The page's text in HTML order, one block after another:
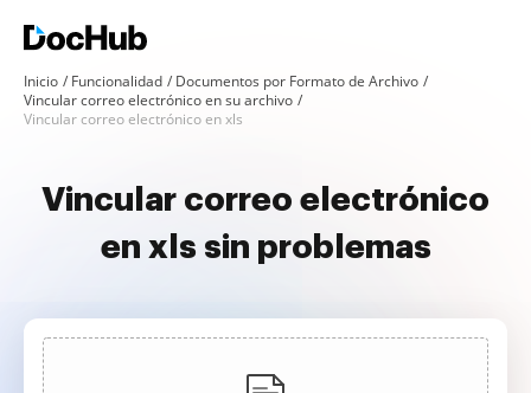
Inicio Funcionalidad
Documentos por Formato de Archivo
Vincular correo electrónico en su archivo
Vincular correo electrónico en xls
Vincular correo electrónico
en xls sin problemas